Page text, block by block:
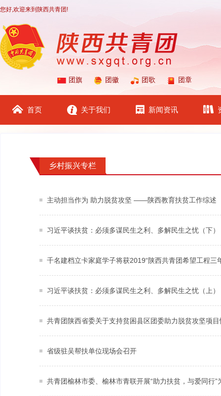
您好,欢迎来到陕西共青团!
团旗 团徽 团歌 团章
首页 关于我们 新闻资讯
乡村振兴专栏
主动担当作为 助力脱贫攻坚 ——陕西教育扶贫工作综述
习近平谈扶贫：必须多谋民生之利、多解民生之忧（下）
习近平谈扶贫：必须多谋民生之利、多解民生之忧（上）
共青团陕西省委关于支持贫困县区团委助力脱贫攻坚项
省级驻吴帮扶单位现场会召开
共青团榆林市委、榆林市青联开展“助力扶贫，与爱同行